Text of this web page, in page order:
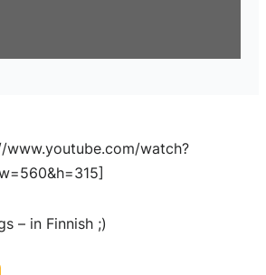
watch?
– in Finnish ;)